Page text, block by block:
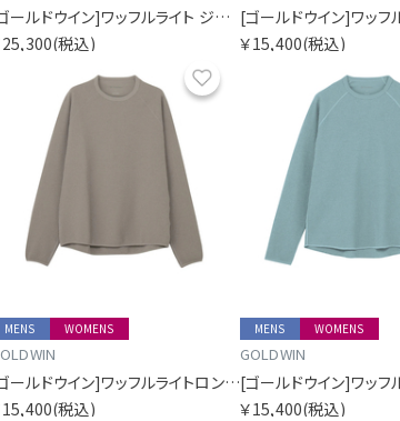
[ゴールドウイン]ワッフルライト ジップ カーディガン
25,300(税込)
￥15,400(税込)
MENS WOMENS
[ゴールドウイン]ワッフルライトロングスリーブティーシャツ
15,400(税込)
MENS WOMENS
GOLDWIN
￥15,400(税込)